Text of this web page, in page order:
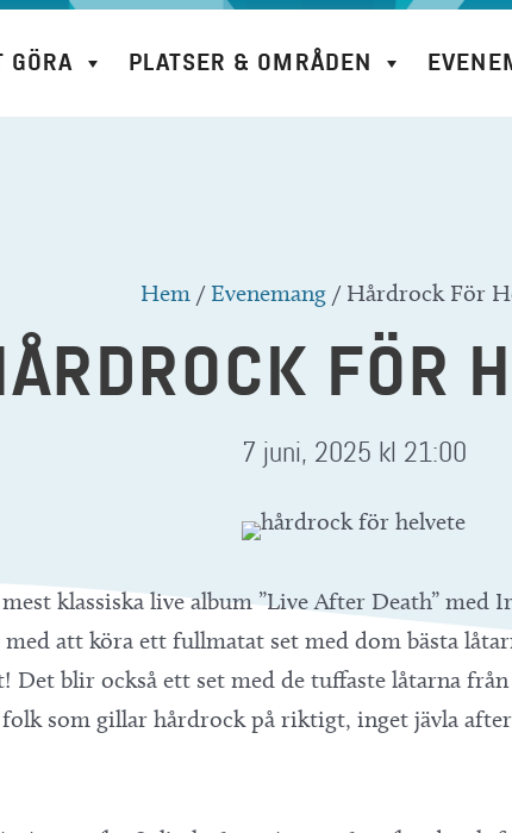
GÖRA PLATSER & OMRÅDEN
Hem /Evenemang/ Hårdrock För
FÖR
7 juni, 2025 kl 21:00
klassiska live album ”Live After Death”
att köra ett fullmatat set med dom bästa
Det blir också ett set med de tuffaste låtarna
som gillar hårdrock på riktigt, inget jävla